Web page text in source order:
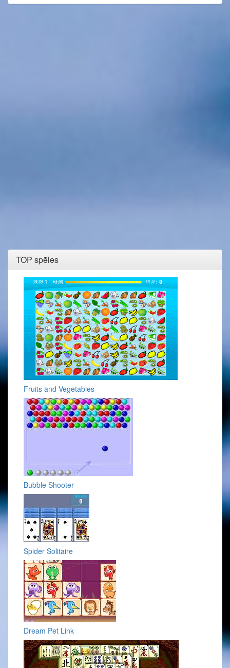
TOP spēles
Fruits and Vegetables
Bubble Shooter
Spider Solitaire
Dream Pet Link